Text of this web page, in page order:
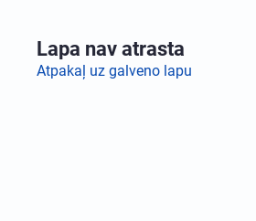
Lapa nav atrasta
Atpakaļ uz galveno lapu